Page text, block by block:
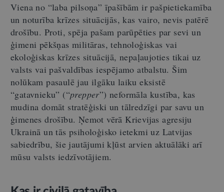
Viena no “laba pilsoņa” īpašībām ir pašpietiekamība
un noturība krīzes situācijās, kas vairo, nevis patērē
drošību. Proti, spēja pašam parūpēties par sevi un
ģimeni pēkšņas militāras, tehnoloģiskas vai
ekoloģiskas krīzes situācijā, nepaļaujoties tikai uz
valsts vai pašvaldības iespējamo atbalstu. Šim
nolūkam pasaulē jau ilgāku laiku eksistē
“gatavnieku” (“prepper”) neformāla kustība, kas
mudina domāt stratēģiski un tālredzīgi par savu un
ģimenes drošību. Ņemot vērā Krievijas agresiju
Ukrainā un tās psiholoģisko ietekmi uz Latvijas
sabiedrību, šie jautājumi kļūst arvien aktuālāki arī
mūsu valsts iedzīvotājiem.